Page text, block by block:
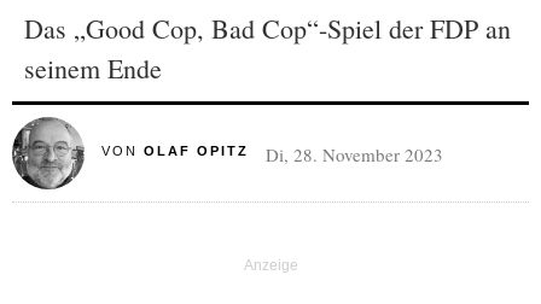
Das „Good Cop, Bad Cop“-Spiel der FDP an
seinem Ende
VON OLAF OPITZ Di, 28. November 2023